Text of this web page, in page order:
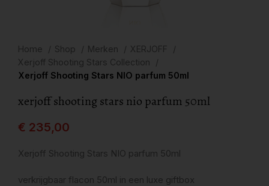
Home Shop Merken
XERJOFF
Xerjoff Shooting Stars Collection
Xerjoff Shooting Stars NIO parfum 50ml
xerjoff shooting stars nio parfum 50ml
€ 235,00
Xerjoff Shooting Stars NIO parfum 50ml
verkrijgbaar flacon 50ml in een luxe giftbox